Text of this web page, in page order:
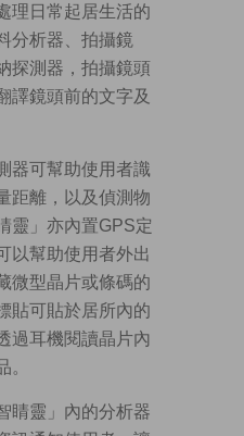
理日常起居生活的
分析器、拍攝鏡
探測器，拍攝鏡頭
譯鏡頭前的文字及
器可幫助使用者識
距離，以及偵測物
靈」亦內置GPS定
以幫助使用者外出
微型晶片或條碼的
貼可貼於居所內的
過耳機閱讀晶片內
。
睛靈」內的分析器